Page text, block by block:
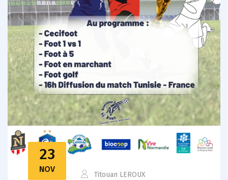
23
NOV
Titouan LEROUX